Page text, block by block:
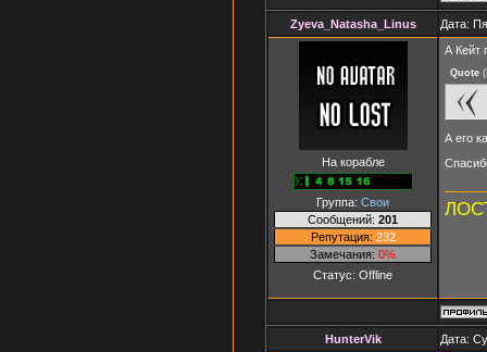
Zyeva_Natasha_Linus Дата:
На корабле
Группа: Свои
Сообщений: 201
Репутация: 232
Замечания: 0%
Статус: Offline
А Кейт
Quote (
А его
HunterVik Дата: